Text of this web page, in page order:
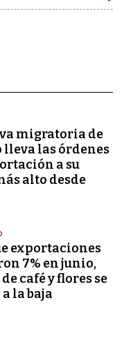
migratoria de
lleva las órdenes
a su
alto desde
exportaciones
7% en junio,
café y flores se
la baja